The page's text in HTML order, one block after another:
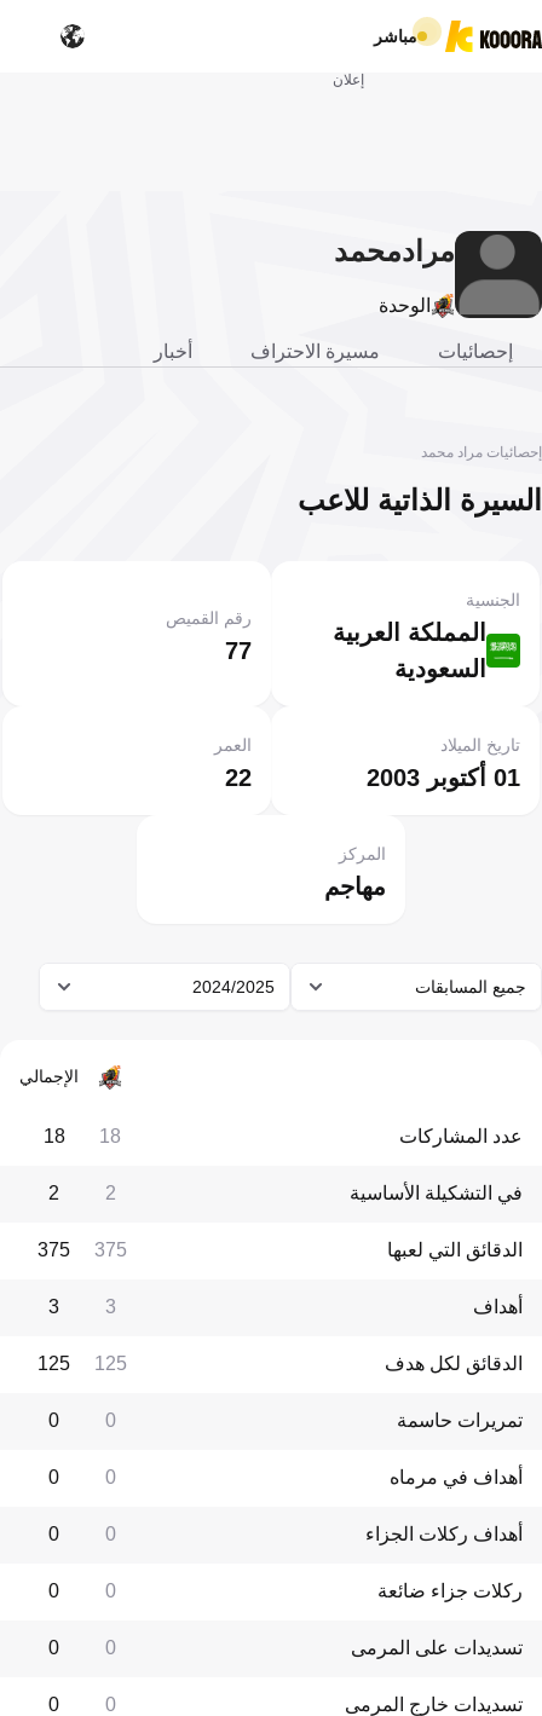
مباشر
إعلان
مرادمحمد
الوحدة
إحصائيات مسيرة الاحتراف أخبار
إحصائيات مراد محمد
السيرة الذاتية للاعب
المملكة العربية
السعودية
الجنسية
77
رقم القميص
01 أكتوبر 2003
تاريخ الميلاد
22
العمر
مهاجم
المركز
جميع المسابقات 2024/2025
الإجمالي
عدد المشاركات 18
18
في التشكيلة الأساسية 2
2
الدقائق التي لعبها 375
375
أهداف 3
3
الدقائق لكل هدف 125
125
تمريرات حاسمة 0
0
أهداف في مرماه 0
0
أهداف ركلات الجزاء 0
0
ركلات جزاء ضائعة 0
0
تسديدات على المرمى 0
0
تسديدات خارج المرمى 0
0